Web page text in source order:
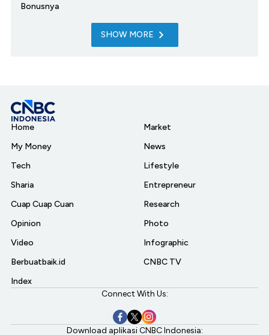
Bonusnya
SHOW MORE
Home
My Money
Tech
Sharia
Cuap Cuap Cuan
Opinion
Video
Berbuatbaik.id
Index
Market
News
Lifestyle
Entrepreneur
Research
Photo
Infographic
CNBC TV
Connect With Us:
Download aplikasi CNBC Indonesia: